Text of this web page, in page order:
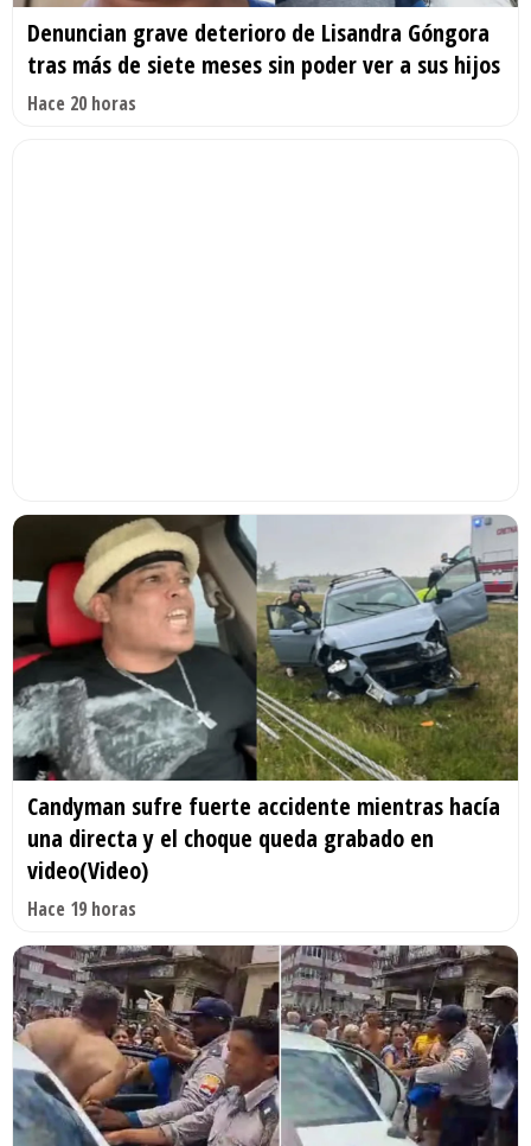
Denuncian grave deterioro de Lisandra Góngora
tras más de siete meses sin poder ver a sus hijos
Hace 20 horas
Candyman sufre fuerte accidente mientras hacía
una directa y el choque queda grabado en
video(Video)
Hace 19 horas